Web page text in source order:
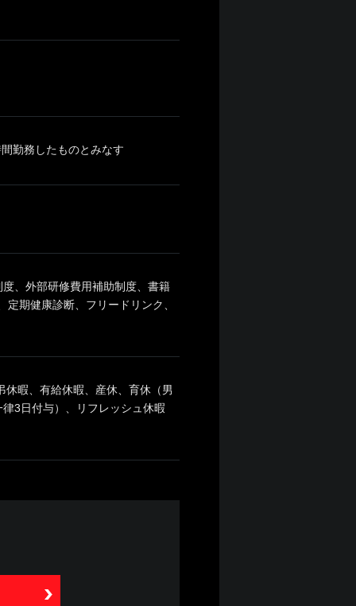
勤務したものとみなす
、外部研修費用補助制度、書籍
期健康診断、フリードリンク、
暇、有給休暇、産休、育休（男
3日付与）、リフレッシュ休暇